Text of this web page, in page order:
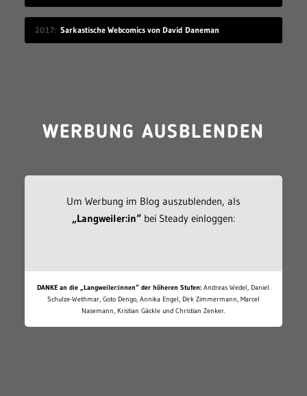
2017 Sarkastische Webcomics von David Daneman
WERBUNG AUSBLENDEN
Um Werbung im Blog auszublenden, als
„Langweiler:in“bei Steady einloggen:
DANKE an die „Langweiler:innen“ der höheren Stufen: Andreas Wedel, Daniel
Schulze-Wethmar, Goto Dengo, Annika Engel, Dirk Zimmermann, Marcel
Nasemann, Kristian Gäckle und Christian Zenker.